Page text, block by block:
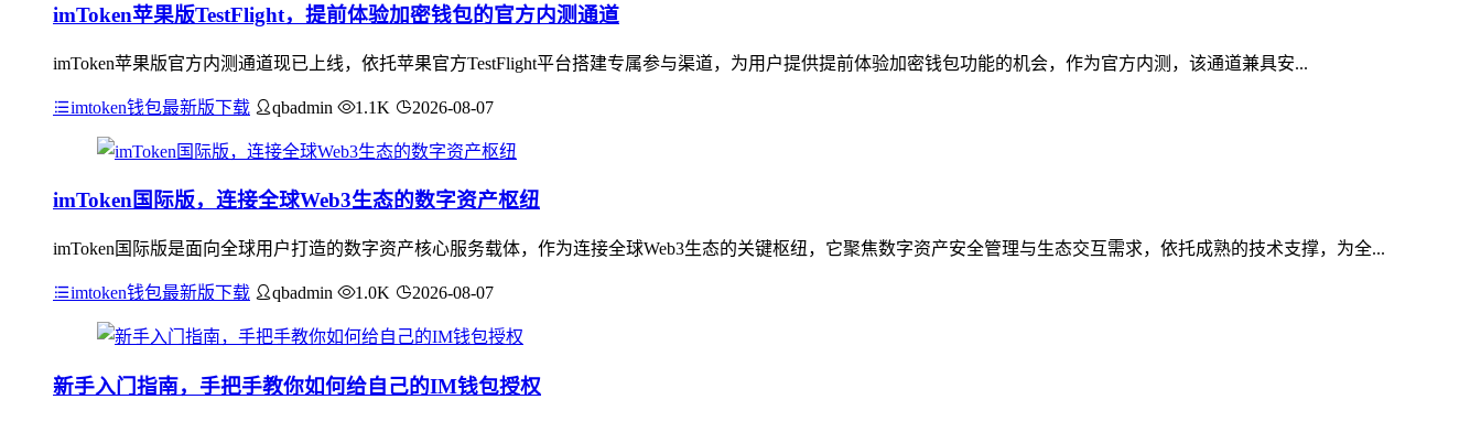
imToken苹果版TestFlight，提前体验加密钱包的官方内测通道
imToken苹果版官方内测通道现已上线，依托苹果官方TestFlight平台搭建专属参与渠道，为用户提供提前体验加密钱包功能的机会，作为官方内测，该通道兼具安...
imtoken钱包最新版下载 qbadmin 1.1K 2026-08-07
imToken国际版，连接全球Web3生态的数字资产枢纽
imToken国际版是面向全球用户打造的数字资产核心服务载体，作为连接全球Web3生态的关键枢纽，它聚焦数字资产安全管理与生态交互需求，依托成熟的技术支撑，为全...
imtoken钱包最新版下载 qbadmin 1.0K 2026-08-07
新手入门指南，手把手教你如何给自己的IM钱包授权